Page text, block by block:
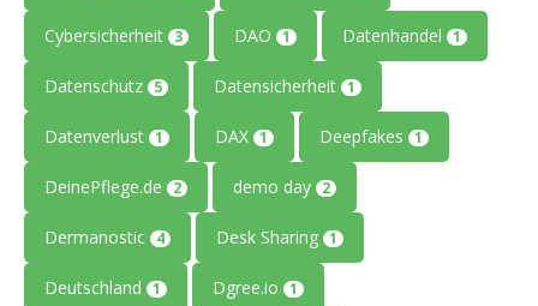
Cybersicherheit 3 DAO 1 Datenhandel 1
Datenschutz 5 Datensicherheit 1
Datenverlust 1 DAX 1 Deepfakes 1
DeinePflege.de 2 demo day 2
Dermanostic 4 Desk Sharing 1
Deutschland 1 Dgree.io 1